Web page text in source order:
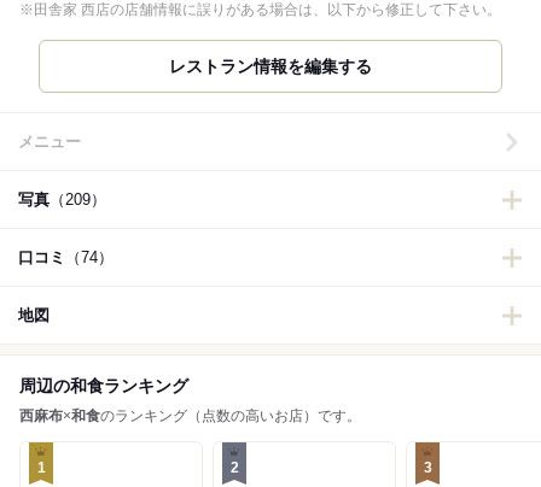
※田舎家 西店の店舗情報に誤りがある場合は、以下から修正して下さい。
レストラン情報を編集する
メニュー
写真 （209）
口コミ （74）
地図
周辺の和食ランキング
西麻布×和食のランキング（点数の高いお店）です。
1 2 3